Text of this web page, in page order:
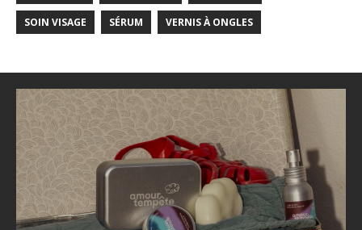
SOIN VISAGE SÉRUM VERNIS À ONGLES